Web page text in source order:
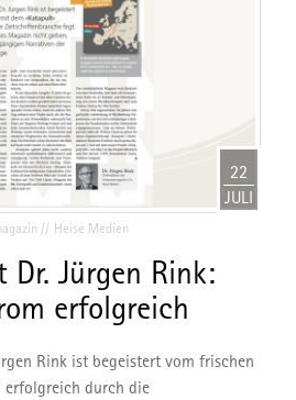
22
JULI
Heise Medien
Jürgen Rink:
erfolgreich
Rink ist begeistert vom frischen
erfolgreich durch die